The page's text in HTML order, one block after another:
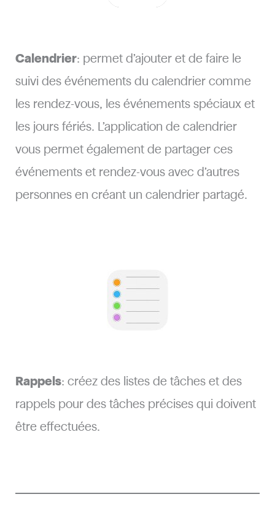
Calendrier: permet d’ajouter et de faire le
suivi des événements du calendrier comme
les rendez-vous, les événements spéciaux et
les jours fériés. L’application de calendrier
vous permet également de partager ces
événements et rendez-vous avec d’autres
personnes en créant un calendrier partagé.
Rappels: créez des listes de tâches et des
rappels pour des tâches précises qui doivent
être effectuées.